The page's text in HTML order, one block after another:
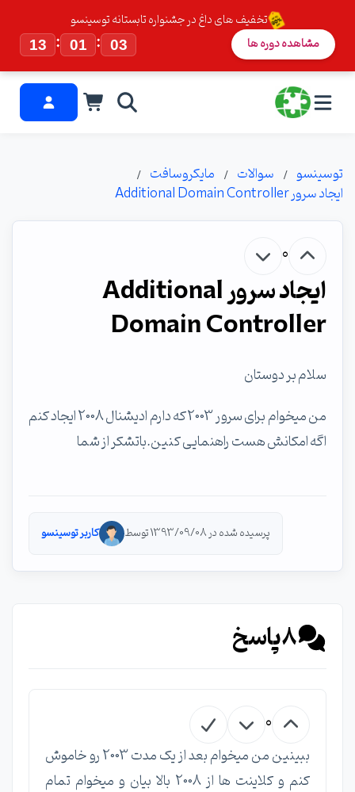
تخفیف های داغ در جشنواره تابستانه توسینسو
13
: 01 : 03 مشاهده دوره ها
توسینسو سوالات
مایکروسافت
ایجاد سرور Additional Domain Controller
0
ایجاد سرور Additional
Domain Controller
سلام بر دوستان
من میخوام برای سرور 2003 که دارم ادیشنال 2008 ایجاد کنم
اگه امکانش هست راهنمایی کنین.باتشکر از شما
پرسیده شده در 1393/09/08 توسط کاربر توسینسو
8پاسخ
0
ببینین من میخوام بعد از یک مدت 2003 رو خاموش
کنم و کلاینت ها از 2008 بالا بیان و میخوام تمام